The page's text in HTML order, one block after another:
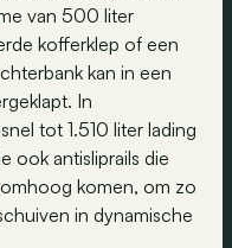
van 500 liter
kofferklep of een
kan in een
In
tot 1.510 liter lading
ook antisliprails die
komen, om zo
in dynamische